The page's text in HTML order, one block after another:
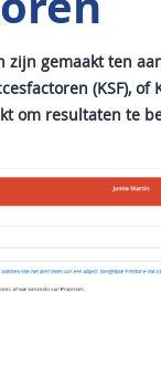
gemaakt ten
(KSF),
om resultaten te